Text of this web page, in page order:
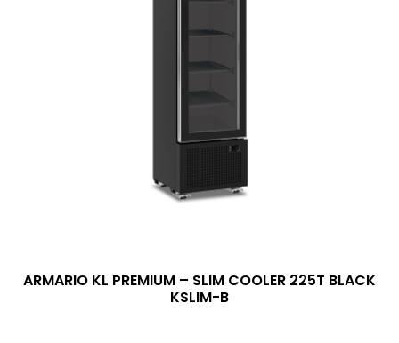
ARMARIO KL PREMIUM – SLIM COOLER 225T BLACK
KSLIM-B